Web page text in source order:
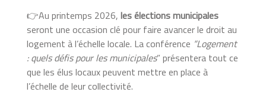
👉Au printemps 2026, les élections municipales
seront une occasion clé pour faire avancer le droit au
logement à l’échelle locale. La conférence “Logement
: quels défis pour les municipales” présentera tout ce
que les élus locaux peuvent mettre en place à
l’échelle de leur collectivité.